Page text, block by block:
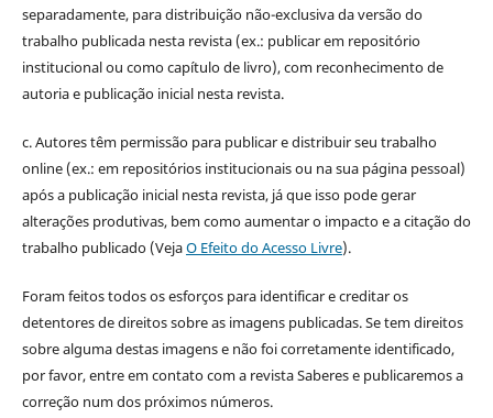
separadamente, para distribuição não-exclusiva da versão do
trabalho publicada nesta revista (ex.: publicar em repositório
institucional ou como capítulo de livro), com reconhecimento de
autoria e publicação inicial nesta revista.
c. Autores têm permissão para publicar e distribuir seu trabalho
online (ex.: em repositórios institucionais ou na sua página pessoal)
após a publicação inicial nesta revista, já que isso pode gerar
alterações produtivas, bem como aumentar o impacto e a citação do
trabalho publicado (VejaO Efeito do Acesso Livre).
Foram feitos todos os esforços para identificar e creditar os
detentores de direitos sobre as imagens publicadas. Se tem direitos
sobre alguma destas imagens e não foi corretamente identificado,
por favor, entre em contato com a revista Saberes e publicaremos a
correção num dos próximos números.